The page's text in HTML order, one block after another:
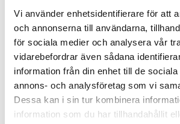
Vi använder enhetsidentifierare för att
och annonserna till användarna,
för sociala medier och analysera vår
vidarebefordrar även sådana
information från din enhet till de
annons- och analysföretag som vi
Dessa kan i sin tur kombinera
information som du har tillhandahållit